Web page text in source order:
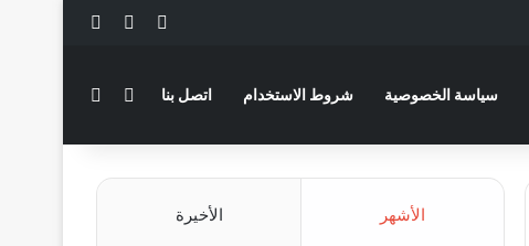
فيسبوك
سياسة الخصوصية شروط الاستخدام اتصل بنا الوضع المظلم
الأشهر الأخيرة